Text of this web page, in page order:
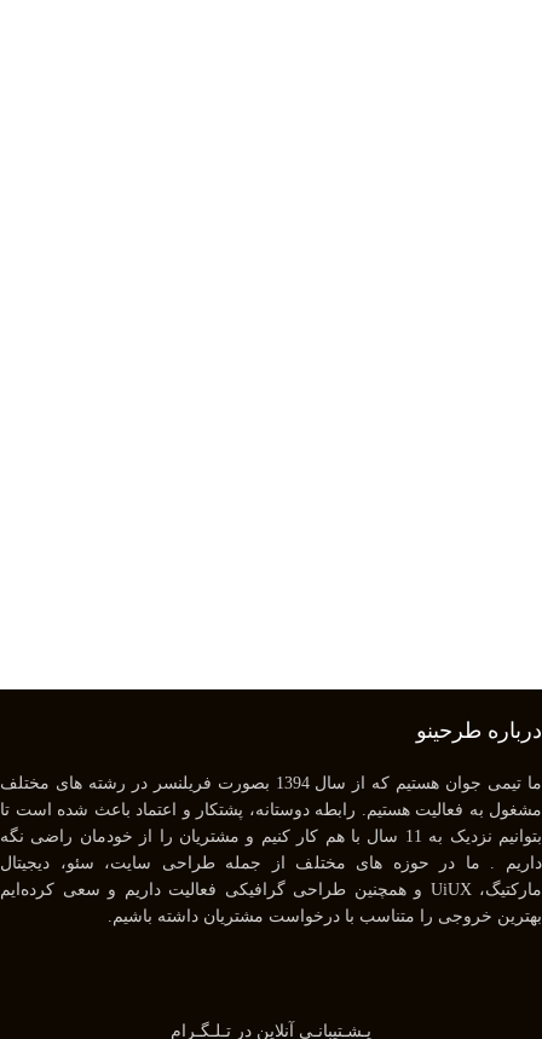
درباره طرحینو
ما تیمی جوان هستیم که از سال 1394 بصورت فریلنسر در رشته های مختلف
مشغول به فعالیت هستیم. رابطه دوستانه، پشتکار و اعتماد باعث شده است تا
بتوانیم نزدیک به 11 سال با هم کار کنیم و مشتریان را از خودمان راضی نگه
داریم . ما در حوزه های مختلف از جمله طراحی سایت، سئو، دیجیتال
مارکتیگ، UiUX و همچنین طراحی گرافیکی فعالیت داریم و سعی کرده‌ایم
بهترین خروجی را متناسب با درخواست مشتریان داشته باشیم.
پـشـتیبانـی آنلاین در تـلـگـرام